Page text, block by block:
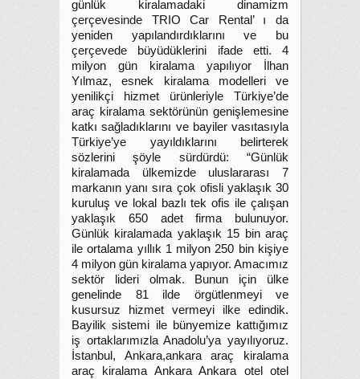
günlük kiralamadaki dinamizm
çerçevesinde TRIO Car Rental’ ı da
yeniden yapılandırdıklarını ve bu
çerçevede büyüdüklerini ifade etti. 4
milyon gün kiralama yapılıyor İlhan
Yılmaz, esnek kiralama modelleri ve
yenilikçi hizmet ürünleriyle Türkiye’de
araç kiralama sektörünün genişlemesine
katkı sağladıklarını ve bayiler vasıtasıyla
Türkiye’ye yayıldıklarını belirterek
sözlerini şöyle sürdürdü: “Günlük
kiralamada ülkemizde uluslararası 7
markanın yanı sıra çok ofisli yaklaşık 30
kuruluş ve lokal bazlı tek ofis ile çalışan
yaklaşık 650 adet firma bulunuyor.
Günlük kiralamada yaklaşık 15 bin araç
ile ortalama yıllık 1 milyon 250 bin kişiye
4 milyon gün kiralama yapıyor. Amacımız
sektör lideri olmak. Bunun için ülke
genelinde 81 ilde örgütlenmeyi ve
kusursuz hizmet vermeyi ilke edindik.
Bayilik sistemi ile bünyemize kattığımız
iş ortaklarımızla Anadolu’ya yayılıyoruz.
İstanbul, Ankara,ankara araç kiralama
araç kiralama Ankara Ankara otel otel